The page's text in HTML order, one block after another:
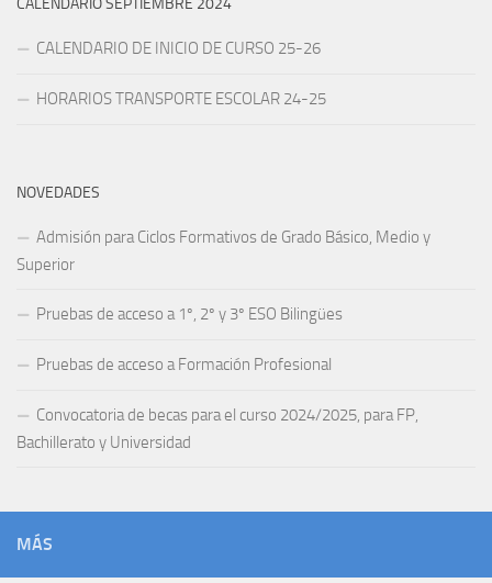
CALENDARIO DE INICIO DE CURSO 25-26
HORARIOS TRANSPORTE ESCOLAR 24-25
NOVEDADES
Admisión para Ciclos Formativos de Grado Básico, Medio y
Superior
Pruebas de acceso a 1º, 2º y 3º ESO Bilingües
Pruebas de acceso a Formación Profesional
Convocatoria de becas para el curso 2024/2025, para FP,
Bachillerato y Universidad
MÁS